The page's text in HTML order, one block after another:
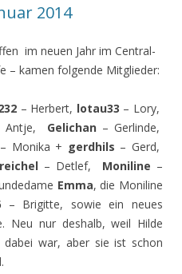
2014
im neuen Jahr im Central-
– kamen folgende Mitglieder:
– Herbert, lotau33 – Lory,
Antje, Gelichan – Gerlinde,
– Monika + gerdhils – Gerd,
– Detlef, Moniline –
Emma, die Moniline
– Brigitte, sowie ein neues
Neu nur deshalb, weil Hilde
war, aber sie ist schon